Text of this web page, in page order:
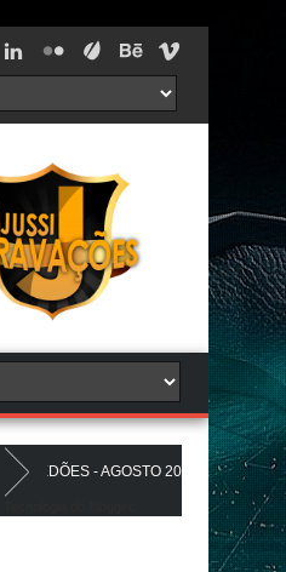
- AGOSTO 2026 - O ZeRo Um é
- JUSSIGRAVACOES.com